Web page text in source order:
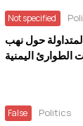
Not specified
حول نهب
الطوارئ اليمنية
False Politics